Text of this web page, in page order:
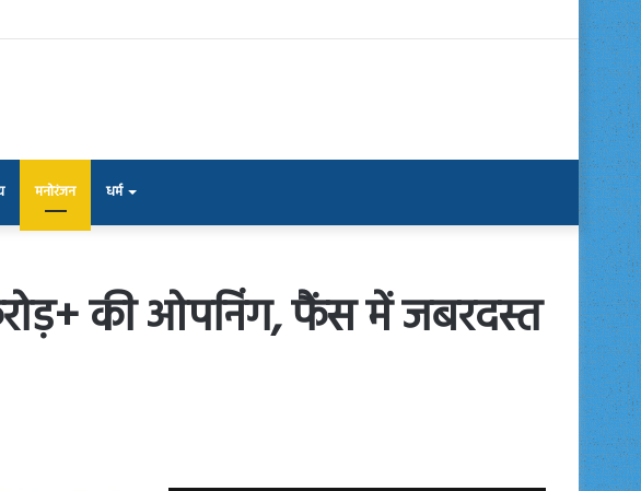
मनोरंजन धर्म
की ओपनिंग, फैंस में जबरदस्त